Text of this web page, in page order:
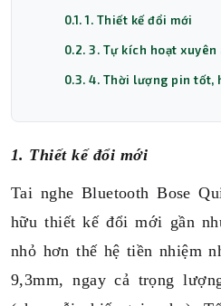
0.1. 1. Thiết kế đổi mới
0.2. 3. Tự kích hoạt xuyên
0.3. 4. Thời lượng pin tốt,
1. Thiết kế đổi mới
Tai nghe Bluetooth Bose
hữu thiết kế đổi mới gần
nhỏ hơn thế hệ tiền nhiệm
9,3mm, ngay cả trọng